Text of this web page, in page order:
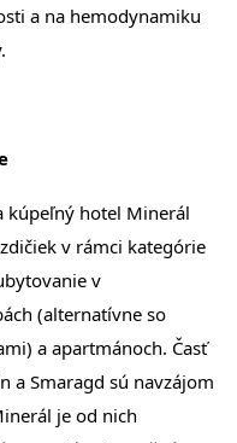
a na hemodynamiku
kúpeľný hotel Minerál
v rámci kategórie
v
(alternatívne so
a apartmánoch. Časť
a Smaragd sú navzájom
je od nich